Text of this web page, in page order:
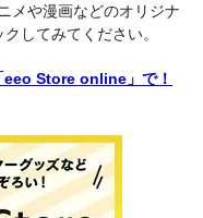
メや漫画などのオリジナ
してみてください。
eeo Store online」で！